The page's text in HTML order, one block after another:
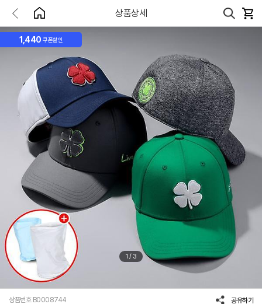
상품상세
1,440 쿠폰할인
1 / 3
상품번호 B0008744 공유하기